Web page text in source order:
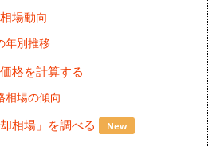
場動向
年別推移
格を計算する
相場の傾向
相場」を調べる New